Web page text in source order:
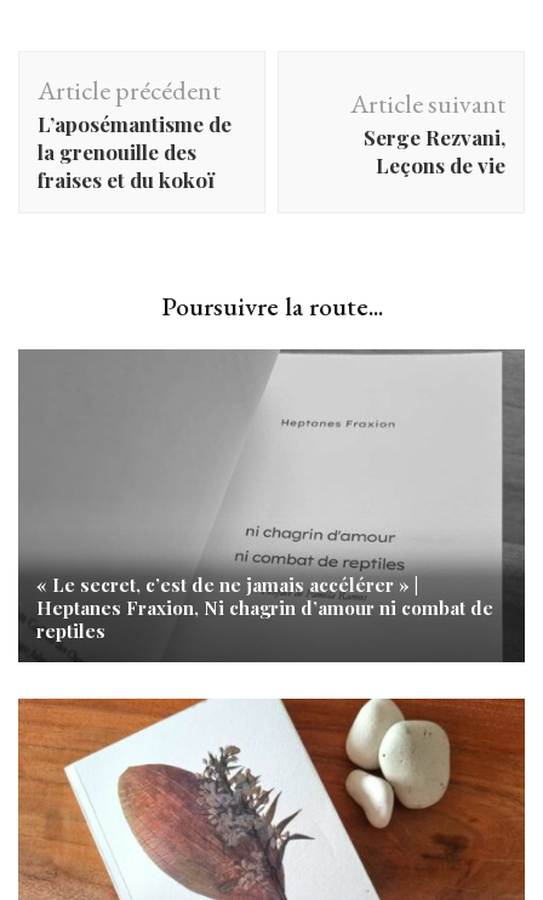
Navigation
d'article
Article précédent
L’aposémantisme de
la grenouille des
fraises et du kokoï
Article suivant
Serge Rezvani,
Leçons de vie
Poursuivre la route...
« Le secret, c’est de ne jamais accélérer » |
Heptanes Fraxion, Ni chagrin d’amour ni combat de
reptiles